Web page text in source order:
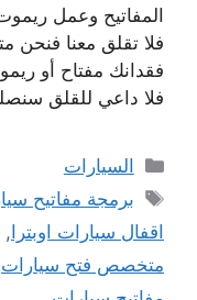
المفاتيح وعمل
فلا تقلق معنا فنحن
فقدانك مفتاح أو
فلا داعي للقلق
التصنيفات
السيارات
الوسوم
برمجة مفاتيح
اقفال سيارات اوبترا,
متخصص فتح سيارات